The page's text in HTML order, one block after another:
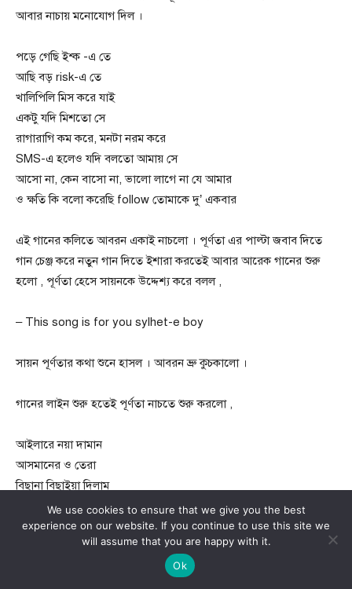
আবার নাচায় মনোযোগ দিল ।
পড়ে গেছি ইশ্ক -এ তে
আছি বড় risk-এ তে
খালিপিলি মিস করে যাই
একটু যদি মিশতো সে
রাগারাগি কম করে, মনটা নরম করে
SMS-এ হলেও যদি বলতো আমায় সে
আসো না, কেন বাসো না, ভালো লাগে না যে আমার
ও ক্ষতি কি বলো করেছি follow তোমাকে দু’ একবার
এই গানের কলিতে আবরন একাই নাচলো । পূর্ণতা এর পাল্টা জবাব দিতে
গান চেঞ্জ করে নতুন গান দিতে ইশারা করতেই আবার আরেক গানের শুরু
হলো , পূর্ণতা হেসে সায়নকে উদ্দেশ্য করে বলল ,
– This song is for you sylhet-e boy
সায়ন পূর্ণতার কথা শুনে হাসল । আবরন ভ্রু কুচকালো ।
গানের লাইন শুরু হতেই পূর্ণতা নাচতে শুরু করলো ,
আইলারে নয়া দামান
আসমানের ও তেরা
বিছানা বিছাইয়া দিলাম
শাইল ধানের নেরা
দামান বও দামান বও
দামান বও দামান বও
We use cookies to ensure that we give you the best
experience on our website. If you continue to use this site we
will assume that you are happy with it.
Ok